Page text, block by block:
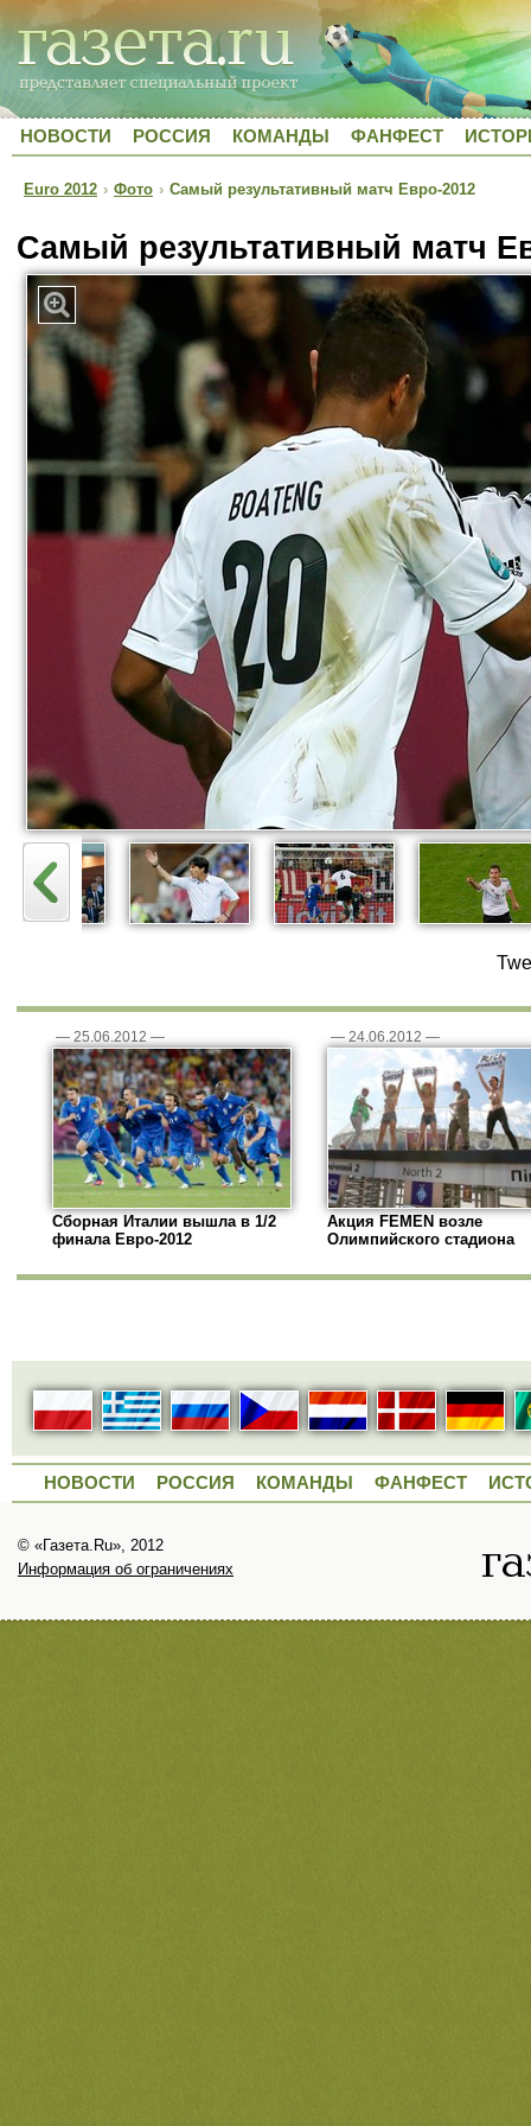
НОВОСТИ РОССИЯ КОМАНДЫ ФАНФЕСТ
Euro 2012 › Фото › Самый результативный матч Евро-2012
Самый результативный матч
— 25.06.2012 —
Сборная Италии вышла в 1/2
финала Евро-2012
— 24.06.2012 —
Акция FEMEN возле
Олимпийского стадиона
НОВОСТИ РОССИЯ КОМАНДЫ ФАНФЕСТ
© «Газета.Ru», 2012
Информация об ограничениях